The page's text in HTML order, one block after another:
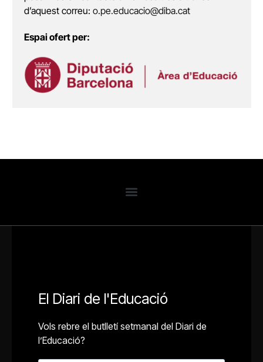
d’aquest correu: o.pe.educacio@diba.cat
Espai ofert per: